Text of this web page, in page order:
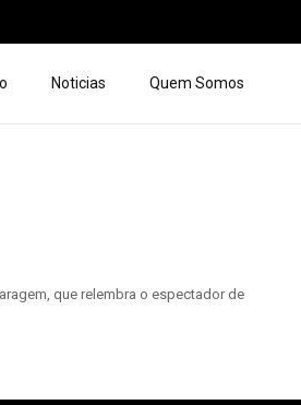
Noticias Quem Somos
que relembra o espectador de